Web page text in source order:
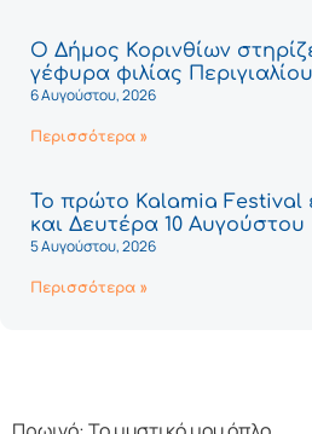
Ο Δήμος Κορινθίων
γέφυρα φιλίας
6 Αυγούστου, 2026
Περισσότερα »
Το πρώτο Kalamia Festival
και Δευτέρα 10 Αυγούστου
5 Αυγούστου, 2026
Περισσότερα »